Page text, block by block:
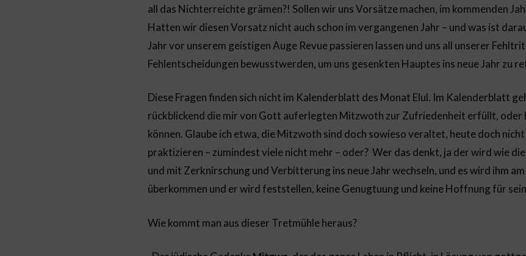
all das Nichterreichte grämen?! Sollen wir uns Vorsätze machen, im kommenden
Hatten wir diesen Vorsatz nicht auch schon im vergangenen Jahr – und was ist
Jahr vor unserem geistigen Auge Revue passieren lassen und uns all unserer
Fehlentscheidungen bewusstwerden, um uns gesenkten Hauptes ins neue Jahr zu
Diese Fragen finden sich nicht im Kalenderblatt des Monat Elul. Im Kalenderblatt
rückblickend die mir von Gott auferlegten Mitzwoth zur Zufriedenheit erfüllt, oder
können. Glaube ich etwa, die Mitzwoth sind doch sowieso veraltet, heute doch
praktizieren – zumindest viele nicht mehr – oder? Wer das denkt, ja der wird wie
und mit Zerknirschung und Verbitterung ins neue Jahr wechseln, und es wird ihm
überkommen und er wird feststellen, keine Genugtuung und keine Hoffnung für
Wie kommt man aus dieser Tretmühle heraus?